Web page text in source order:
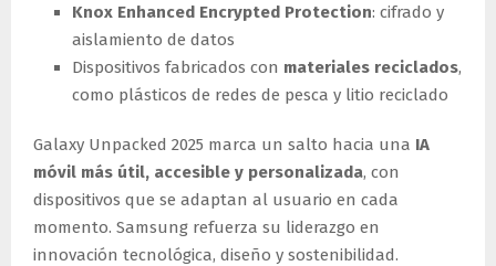
Knox Enhanced Encrypted Protection: cifrado y
aislamiento de datos
Dispositivos fabricados con materiales reciclados,
como plásticos de redes de pesca y litio reciclado
Galaxy Unpacked 2025 marca un salto hacia una IA
móvil más útil, accesible y personalizada, con
dispositivos que se adaptan al usuario en cada
momento. Samsung refuerza su liderazgo en
innovación tecnológica, diseño y sostenibilidad.